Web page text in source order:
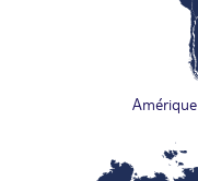
Amérique